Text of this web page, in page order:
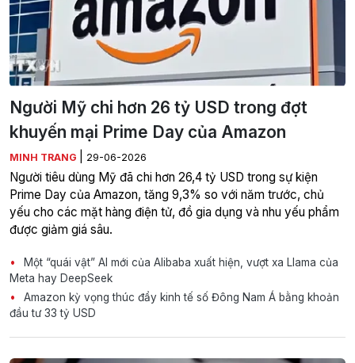
Người Mỹ chi hơn 26 tỷ USD trong đợt
khuyến mại Prime Day của Amazon
MINH TRANG 29-06-2026
Người tiêu dùng Mỹ đã chi hơn 26,4 tỷ USD trong sự kiện
Prime Day của Amazon, tăng 9,3% so với năm trước, chủ
yếu cho các mặt hàng điện tử, đồ gia dụng và nhu yếu phẩm
được giảm giá sâu.
Một “quái vật” AI mới của Alibaba xuất hiện, vượt xa Llama của
Meta hay DeepSeek
Amazon kỳ vọng thúc đẩy kinh tế số Đông Nam Á bằng khoản
đầu tư 33 tỷ USD